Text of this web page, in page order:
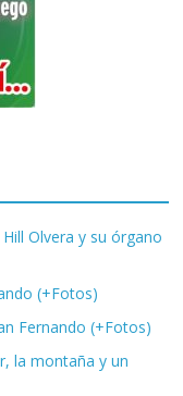
Olvera y su órgano
(+Fotos)
Fernando (+Fotos)
la montaña y un